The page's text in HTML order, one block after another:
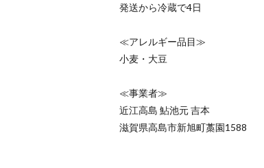
発送から冷蔵で4日
≪アレルギー品目≫
小麦・大豆
≪事業者≫
近江高島 鮎池元 吉本
滋賀県高島市新旭町藁園1588